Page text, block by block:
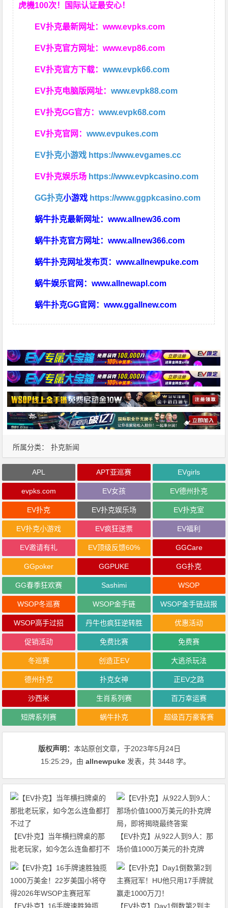
虎機100次！国际认证最安心！
EV扑克最新网址：www.evpks.com
EV扑克官方网址：www.evp86.com
EV扑克官方下载：www.evpk66.com
EV扑克电脑版网址：www.evpk88.com
EV扑克GG官方：www.evpk68.com
EV扑克官网：www.evpukes.com
EV扑克小游戏 https://www.evgames.cc
EV扑克娱乐场 https://www.evpkcasino.com
GG扑克小游戏 https://www.ggpkcasino.com
蜗牛扑克最新网址：www.allnew36.com
蜗牛扑克官方网址：www.allnew366.com
蜗牛扑克网址发布页：www.allnewpuke.com
蜗牛娱乐官网：www.allnewapl.com
蜗牛扑克GG官网：www.ggallnew.com
所属分类： 扑克新闻
APL APT亚巡赛 EVgirls
evpks.com EV女孩 EV德州扑克
EV扑克 EV扑克娱乐场 EV扑克室
EV扑克小游戏 EV疯狂送票 EV福利
EV邀请有礼 EV顶级反馈60% GGCare
GGpoker GGPUKE GG扑克
GG春季狂欢赛 Sashimi WSOP
WSOP冬巡赛 WSOP金手链 WSOP金手链战报
WSOP高手过招 丹牛也疯狂逆转胜 优惠活动
促销活动 免费比赛 免费赛
冬巡赛 创造正EV 大逃杀玩法
德州扑克 扑克女神 正EV之路
沙西米 生肖系列赛 百万幸运赛
短牌系列赛 蜗牛扑克 超级百万豪客赛
版权声明：本站原创文章，于2023年5月24日
15:25:29，由allnewpuke 发表，共 3448 字。
【EV扑克】当年横扫牌桌的那
批老玩家，如今怎么连鱼都打不
过了
【EV扑克】从922人到9人：那
场价值1000万美元的扑克牌
局，即将揭晓最终答案
【EV扑克】16手牌速胜独揽 【EV扑克】Day1倒数第2到主